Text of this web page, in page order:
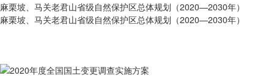
麻栗坡、马关老君山省级自然保护区总体规划（2020—2030年）
麻栗坡、马关老君山省级自然保护区总体规划（2020—2030年）